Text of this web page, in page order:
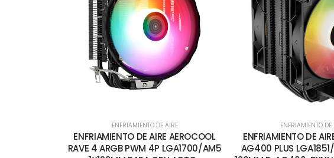
ENFRIAMIENTO DE AIRE
ENFRIAMIENTO DE AIRE AEROCOOL
RAVE 4 ARGB PWM 4P LGA1700/AM5
ENFRIAMIENTO DE
ENFRIAMIENTO DE
AG400 PLUS